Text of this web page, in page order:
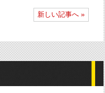
新しい記事へ »